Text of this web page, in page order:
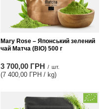
Mary Rose – Японський зелений
чай Матча (BIO) 500 г
3 700,00 ГРН / шт.
(7 400,00 ГРН / kg)